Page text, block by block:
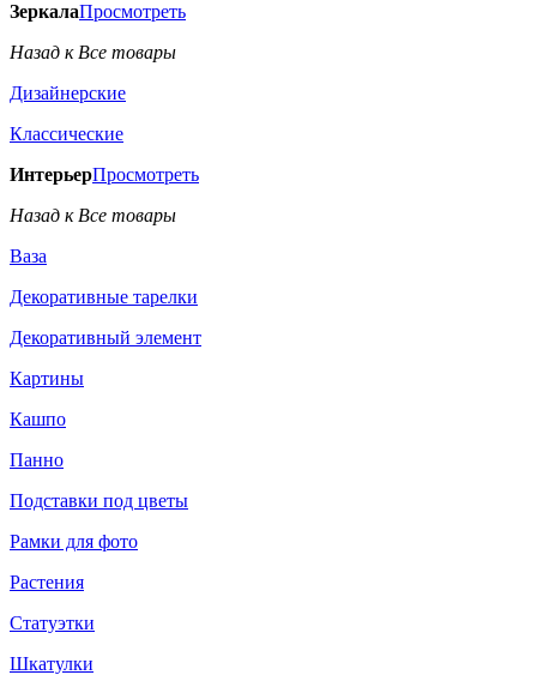
ЗеркалаПросмотреть
Назад к Все товары
Дизайнерские
Классические
ИнтерьерПросмотреть
Назад к Все товары
Ваза
Декоративные тарелки
Декоративный элемент
Картины
Кашпо
Панно
Подставки под цветы
Рамки для фото
Растения
Статуэтки
Шкатулки